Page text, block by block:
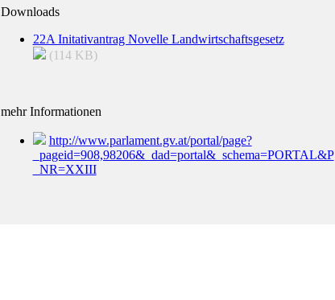
Downloads
22A Initativantrag Novelle Landwirtschaftsgesetz
(114 KB)
mehr Informationen
http://www.parlament.gv.at/portal/page?
_pageid=908,98206&_dad=portal&_schema=PORTAL&P
_NR=XXIII